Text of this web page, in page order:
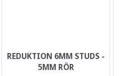
REDUKTION 6MM STUDS -
5MM RÖR